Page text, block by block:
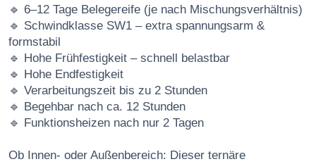
🔹 6–12 Tage Belegereife (je nach Mischungsverhältnis)
🔹 Schwindklasse SW1 – extra spannungsarm &
formstabil
🔹 Hohe Frühfestigkeit – schnell belastbar
🔹 Hohe Endfestigkeit
🔹 Verarbeitungszeit bis zu 2 Stunden
🔹 Begehbar nach ca. 12 Stunden
🔹 Funktionsheizen nach nur 2 Tagen
Ob Innen- oder Außenbereich: Dieser ternäre